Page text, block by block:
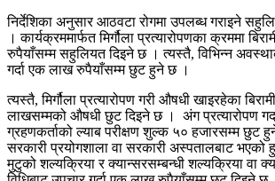
निर्देशिका अनुसार आठवटा रोगमा उपलब्ध गराइने
। कार्यक्रममार्फत मिर्गौला प्रत्यारोपणका क्रममा
रुपैयाँसम्म सहुलियत दिइने छ । त्यस्तै,विभिन्न
गर्दा एक लाख रुपैयाँसम्म छुट हुने छ ।
त्यस्तै,मिर्गौला प्रत्यारोपण गरी औषधी खाइरहेका
लाखसम्मको औषधी छुट दिइने छ ।
अंग प्रत्यारोपण
ग्रहणकर्ताको ल्याब परीक्षण शुल्क ५० हजारसम्म छुट
सरकारी प्रयोगशाला वा सरकारी अस्पतालबाट भएको
मुटुको शल्यक्रिया र क्यान्सरसम्बन्धी शल्यक्रिया वा